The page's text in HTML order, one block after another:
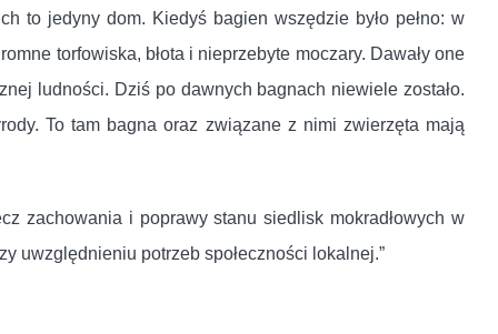
to jedyny dom. Kiedyś bagien wszędzie było pełno: w
torfowiska, błota i nieprzebyte moczary. Dawały one
ludności. Dziś po dawnych bagnach niewiele zostało.
To tam bagna oraz związane z nimi zwierzęta mają
zachowania i poprawy stanu siedlisk mokradłowych w
uwzględnieniu potrzeb społeczności lokalnej.”